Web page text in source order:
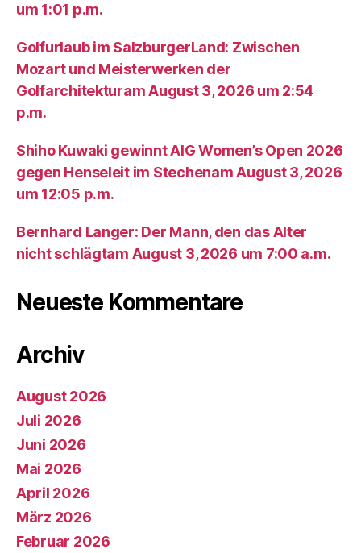
um 1:01 p.m.
Golfurlaub im SalzburgerLand: Zwischen
Mozart und Meisterwerken der
Golfarchitekturam August 3, 2026 um 2:54
p.m.
Shiho Kuwaki gewinnt AIG Women’s Open 2026
gegen Henseleit im Stechenam August 3, 2026
um 12:05 p.m.
Bernhard Langer: Der Mann, den das Alter
nicht schlägtam August 3, 2026 um 7:00 a.m.
Neueste Kommentare
Archiv
August 2026
Juli 2026
Juni 2026
Mai 2026
April 2026
März 2026
Februar 2026